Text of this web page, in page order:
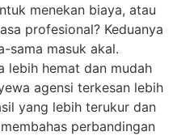
menekan biaya, atau
profesional? Keduanya
sama masuk akal.
lebih hemat dan mudah
agensi terkesan lebih
yang lebih terukur dan
perbandingan